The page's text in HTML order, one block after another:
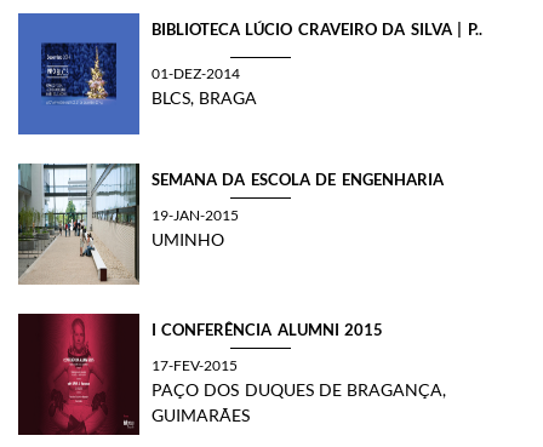
BIBLIOTECA LÚCIO CRAVEIRO DA SILVA | P..
01-DEZ-2014
BLCS, BRAGA
SEMANA DA ESCOLA DE ENGENHARIA
19-JAN-2015
UMINHO
I CONFERÊNCIA ALUMNI 2015
17-FEV-2015
PAÇO DOS DUQUES DE BRAGANÇA,
GUIMARÃES